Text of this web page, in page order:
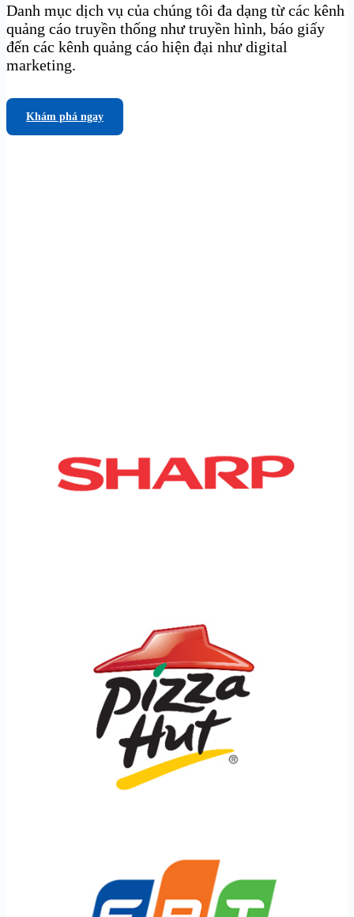
Danh mục dịch vụ của chúng tôi đa dạng từ các kênh
quảng cáo truyền thống như truyền hình, báo giấy
đến các kênh quảng cáo hiện đại như digital
marketing.
Khám phá ngay